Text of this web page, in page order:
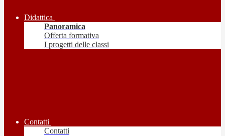
Didattica
Panoramica
Offerta formativa
I progetti delle classi
Contatti
Contatti